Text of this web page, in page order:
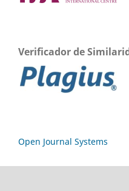
Verificador de
Open Journal Systems